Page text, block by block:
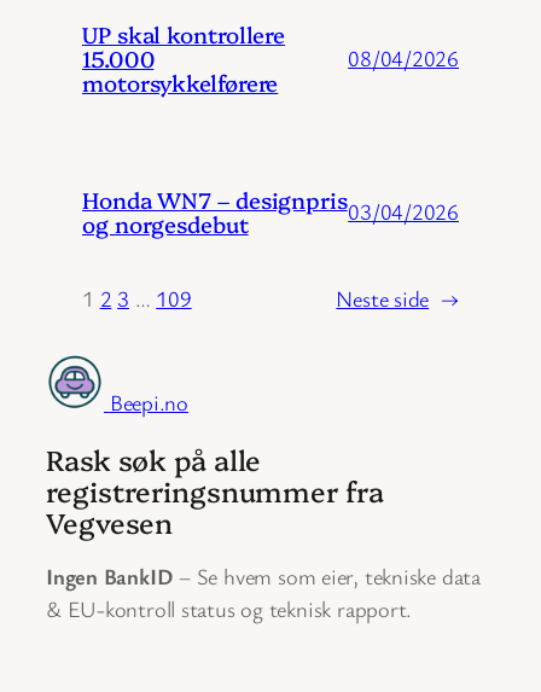
UP skal kontrollere
15.000
motorsykkelførere
08/04/2026
Honda WN7 – designpris
og norgesdebut 03/04/2026
1 2 3 … 109 Neste side →
Beepi.no
Rask søk på alle
registreringsnummer fra
Vegvesen
Ingen BankID – Se hvem som eier, tekniske data
& EU-kontroll status og teknisk rapport.